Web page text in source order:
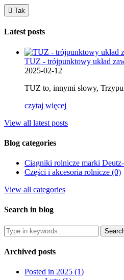
 Tak
Latest posts
TUZ - trójpunktowy układ
2025-02-12
TUZ to, innymi słowy,
czytaj więcej
View all latest posts
Blog categories
Ciągniki rolnicze marki
Części i akcesoria rolnicze (0)
View all categories
Search in blog
Archived posts
Posted in 2025 (1)